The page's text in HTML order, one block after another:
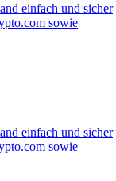
einfach und sicher
sowie
einfach und sicher
sowie